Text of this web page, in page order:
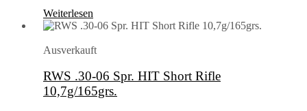
Weiterlesen
Ausverkauft
RWS .30-06 Spr. HIT Short Rifle
10,7g/165grs.